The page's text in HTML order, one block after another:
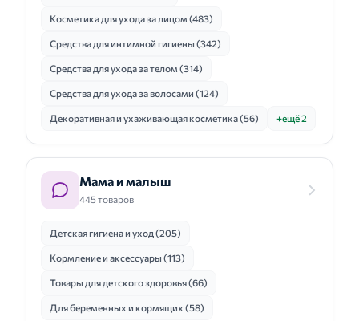
Косметика для ухода за лицом (483)
Средства для интимной гигиены (342)
Средства для ухода за телом (314)
Средства для ухода за волосами (124)
Декоративная и ухаживающая косметика (56) +ещё 2
Мама и малыш
445 товаров
Детская гигиена и уход (205)
Кормление и аксессуары (113)
Товары для детского здоровья (66)
Для беременных и кормящих (58)